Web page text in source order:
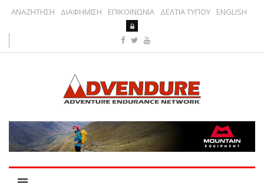
ΑΝΑΖΗΤΗΣΗ ΔΙΑΦΗΜΙΣΗ ΕΠΙΚΟΙΝΩΝΙΑ ΔΕΛΤΙΑ ΤΥΠΟΥ ENGLISH